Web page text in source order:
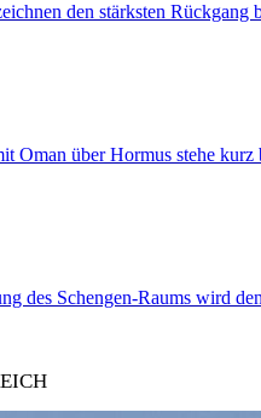
den stärksten
Oman über Hormus stehe
des Schengen-Raums wird